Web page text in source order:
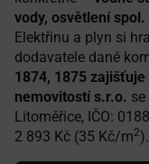
vody, osvětlení
Elektřinu a plyn si
dodavatele dané
1874, 1875
nemovitostí s.r.o.
Litoměřice, IČO:
2 893 Kč (35 Kč/m2).